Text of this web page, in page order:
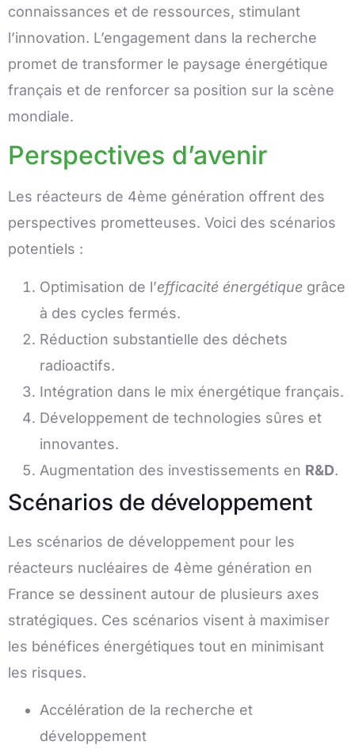
connaissances et de ressources, stimulant
l’innovation. L’engagement dans la recherche
promet de transformer le paysage énergétique
français et de renforcer sa position sur la scène
mondiale.
Perspectives d’avenir
Les réacteurs de 4ème génération offrent des
perspectives prometteuses. Voici des scénarios
potentiels :
Optimisation de l’efficacité énergétique grâce
à des cycles fermés.
Réduction substantielle des déchets
radioactifs.
Intégration dans le mix énergétique français.
Développement de technologies sûres et
innovantes.
Augmentation des investissements en R&D.
Scénarios de développement
Les scénarios de développement pour les
réacteurs nucléaires de 4ème génération en
France se dessinent autour de plusieurs axes
stratégiques. Ces scénarios visent à maximiser
les bénéfices énergétiques tout en minimisant
les risques.
Accélération de la recherche et
développement